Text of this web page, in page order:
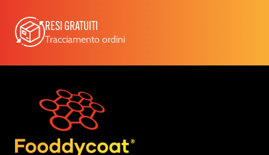
RESI GRATUITI
Tracciamento ordini